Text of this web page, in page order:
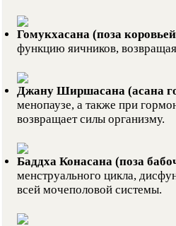
Гомукхасана (поза
функцию яичников,
Джану Ширшасана (асана
менопаузе, а также при
возвращает силы организму.
Баддха Конасана (поза
менструального цикла,
всей мочеполовой системы.